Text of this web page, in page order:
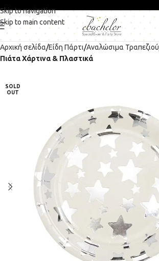
Skip to navigation
Skip to main content
Αρχική σελίδα Είδη Πάρτι Αναλώσιμα Τραπεζιού
Πιάτα Χάρτινα & Πλαστικά
SOLD
OUT